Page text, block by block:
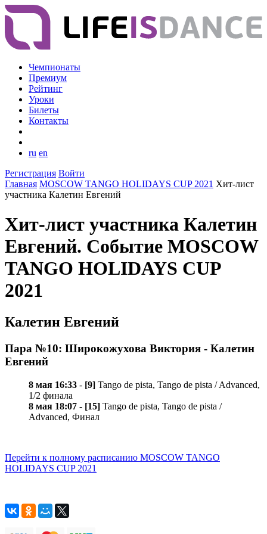
Чемпионаты
Премиум
Рейтинг
Уроки
Билеты
Контакты
ru en
Регистрация Войти
Главная MOSCOW TANGO HOLIDAYS CUP 2021 Хит-лист
участника Калетин Евгений
Хит-лист участника Калетин
Евгений. Событие MOSCOW
TANGO HOLIDAYS CUP
2021
Калетин Евгений
Пара №10: Широкожухова Виктория - Калетин
Евгений
8 мая 16:33 - [9] Tango de pista, Tango de pista / Advanced,
1/2 финала
8 мая 18:07 - [15] Tango de pista, Tango de pista /
Advanced, Финал
Перейти к полному расписанию MOSCOW TANGO
HOLIDAYS CUP 2021